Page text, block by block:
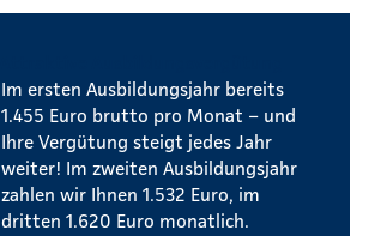
Im ersten Ausbildungsjahr bereits
1.455 Euro brutto pro Monat – und
Ihre Vergütung steigt jedes Jahr
weiter! Im zweiten Ausbildungsjahr
zahlen wir Ihnen 1.532 Euro, im
dritten 1.620 Euro monatlich.